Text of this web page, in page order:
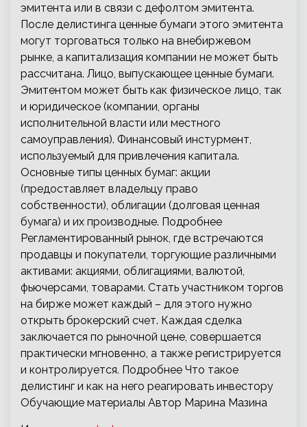
эмитента или в связи с дефолтом эмитента.
После делистинга ценные бумаги этого эмитента
могут торговаться только на внебиржевом
рынке, а капитализация компании не может быть
рассчитана. Лицо, выпускающее ценные бумаги.
Эмитентом может быть как физическое лицо, так
и юридическое (компании, органы
исполнительной власти или местного
самоуправления). Финансовый инстурмент,
используемый для привлечения капитала.
Основные типы ценных бумаг: акции
(предоставляет владельцу право
собственности), облигации (долговая ценная
бумага) и их производные. Подробнее
Регламентированный рынок, где встречаются
продавцы и покупатели, торгующие различными
активами: акциями, облигациями, валютой,
фьючерсами, товарами. Стать участником торгов
на бирже может каждый – для этого нужно
открыть брокерский счет. Каждая сделка
заключается по рыночной цене, совершается
практически мгновенно, а также регистрируется
и контролируется. Подробнее Что такое
делистинг и как на него реагировать инвестору
Обучающие материалы Автор Марина Мазина